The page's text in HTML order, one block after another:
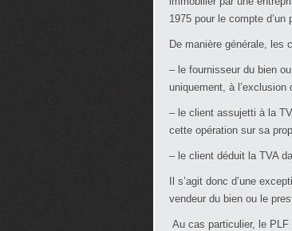
1975 pour le compte
De manière générale, les
– le fournisseur du bien
uniquement, à l’exclusion
– le client assujetti à la
cette opération sur sa
– le client déduit la TVA
Il s’agit donc d’une
vendeur du bien ou le
Au cas particulier, le